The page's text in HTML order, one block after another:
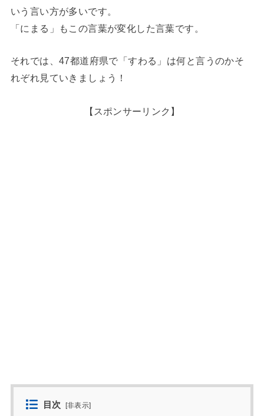
いう言い方が多いです。
「にまる」もこの言葉が変化した言葉です。
それでは、47都道府県で「すわる」は何と言うのかそ
れぞれ見ていきましょう！
【スポンサーリンク】
目次 [非表示]